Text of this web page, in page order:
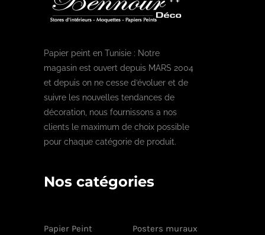
Papier peint en Tunisie : Notre
magasin est ouvert depuis MARS 2004
et depuis on ne cesse d’évoluer et de
suivre les nouvelles tendances de
décoration, nous fournissons a nos
clients le maximum de choix possible
pour chaque catégorie de produit.
Nos catégories
Papier Peint
Posters muraux